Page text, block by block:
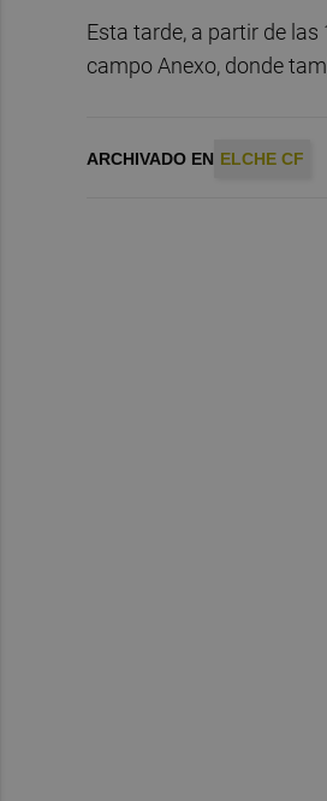
Esta tarde, a partir de
campo Anexo, donde
ARCHIVADO EN ELCHE CF